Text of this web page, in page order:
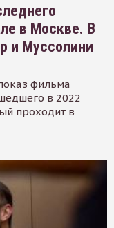
в Москве. В
и Муссолини
фильма
в 2022
проходит в